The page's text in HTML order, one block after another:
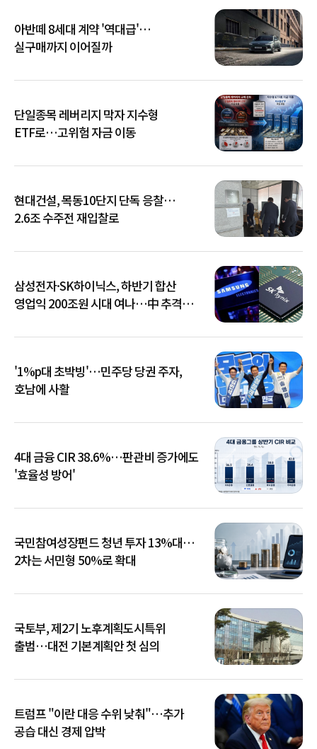
아반떼 8세대 계약 '역대급'…
실구매까지 이어질까
단일종목 레버리지 막자 지수형
ETF로…고위험 자금 이동
현대건설, 목동10단지 단독 응찰…
2.6조 수주전 재입찰로
삼성전자·SK하이닉스, 하반기 합산
영업익 200조원 시대 여나…中 추격은
'1%p대 초박빙'…민주당 당권 주자,
호남에 사활
4대 금융 CIR 38.6%…판관비 증가에도
'효율성 방어'
국민참여성장펀드 청년 투자 13%대…
2차는 서민형 50%로 확대
국토부, 제2기 노후계획도시특위
출범…대전 기본계획안 첫 심의
트럼프 "이란 대응 수위 낮춰"…추가
공습 대신 경제 압박